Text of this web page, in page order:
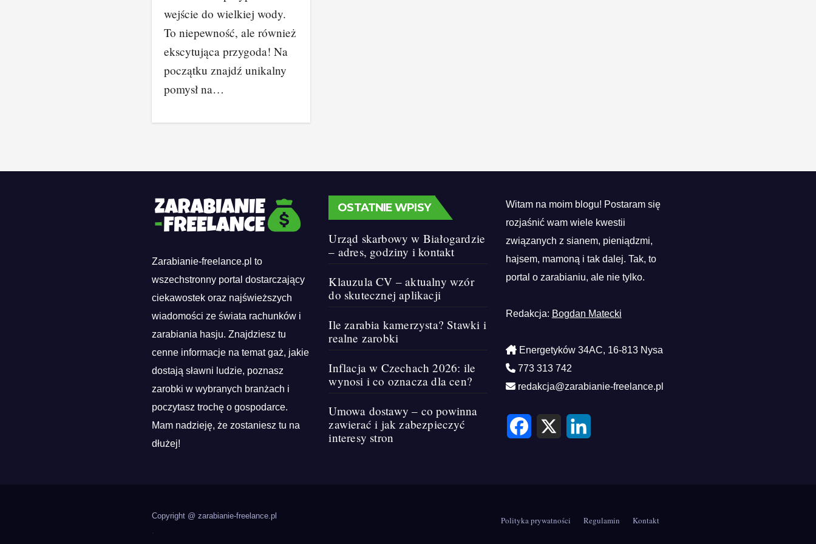
wejście do wielkiej wody.
To niepewność, ale również
ekscytująca przygoda! Na
początku znajdź unikalny
pomysł na…
Zarabianie-freelance.pl to
wszechstronny portal dostarczający
ciekawostek oraz najświeższych
wiadomości ze świata rachunków i
zarabiania hasju. Znajdziesz tu
cenne informacje na temat gaż, jakie
dostają sławni ludzie, poznasz
zarobki w wybranych branżach i
poczytasz trochę o gospodarce.
Mam nadzieję, że zostaniesz tu na
dłużej!
OSTATNIE WPISY
Urząd skarbowy w Białogardzie
– adres, godziny i kontakt
Klauzula CV – aktualny wzór
do skutecznej aplikacji
Ile zarabia kamerzysta? Stawki i
realne zarobki
Inflacja w Czechach 2026: ile
wynosi i co oznacza dla cen?
Umowa dostawy – co powinna
zawierać i jak zabezpieczyć
interesy stron
Witam na moim blogu! Postaram się
rozjaśnić wam wiele kwestii
związanych z sianem, pieniądzmi,
hajsem, mamoną i tak dalej. Tak, to
portal o zarabianiu, ale nie tylko.
Redakcja: Bogdan Matecki
Energetyków 34AC, 16-813 Nysa
773 313 742
redakcja@zarabianie-freelance.pl
F
c
X
L
n
Copyright @ zarabianie-freelance.pl
.
Polityka prywatności Regulamin Kontakt